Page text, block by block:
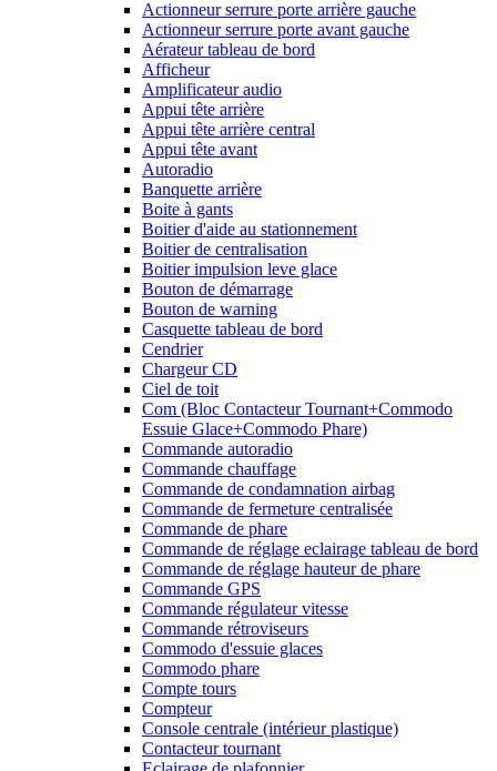
Actionneur serrure porte arrière gauche
Actionneur serrure porte avant gauche
Aérateur tableau de bord
Afficheur
Amplificateur audio
Appui tête arrière
Appui tête arrière central
Appui tête avant
Autoradio
Banquette arrière
Boite à gants
Boitier d'aide au stationnement
Boitier de centralisation
Boitier impulsion leve glace
Bouton de démarrage
Bouton de warning
Casquette tableau de bord
Cendrier
Chargeur CD
Ciel de toit
Com (Bloc Contacteur Tournant+Commodo
Essuie Glace+Commodo Phare)
Commande autoradio
Commande chauffage
Commande de condamnation airbag
Commande de fermeture centralisée
Commande de phare
Commande de réglage eclairage tableau de bord
Commande de réglage hauteur de phare
Commande GPS
Commande régulateur vitesse
Commande rétroviseurs
Commodo d'essuie glaces
Commodo phare
Compte tours
Compteur
Console centrale (intérieur plastique)
Contacteur tournant